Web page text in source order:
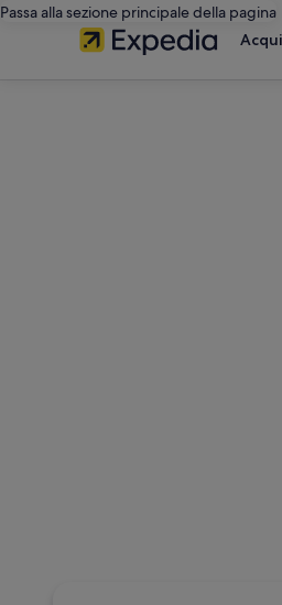
Passa alla sezione principale della pagina